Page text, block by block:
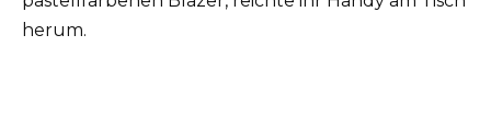
herum.